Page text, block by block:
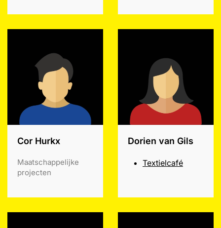
Cor Hurkx
Maatschappelijke
projecten
Dorien van Gils
Textielcafé